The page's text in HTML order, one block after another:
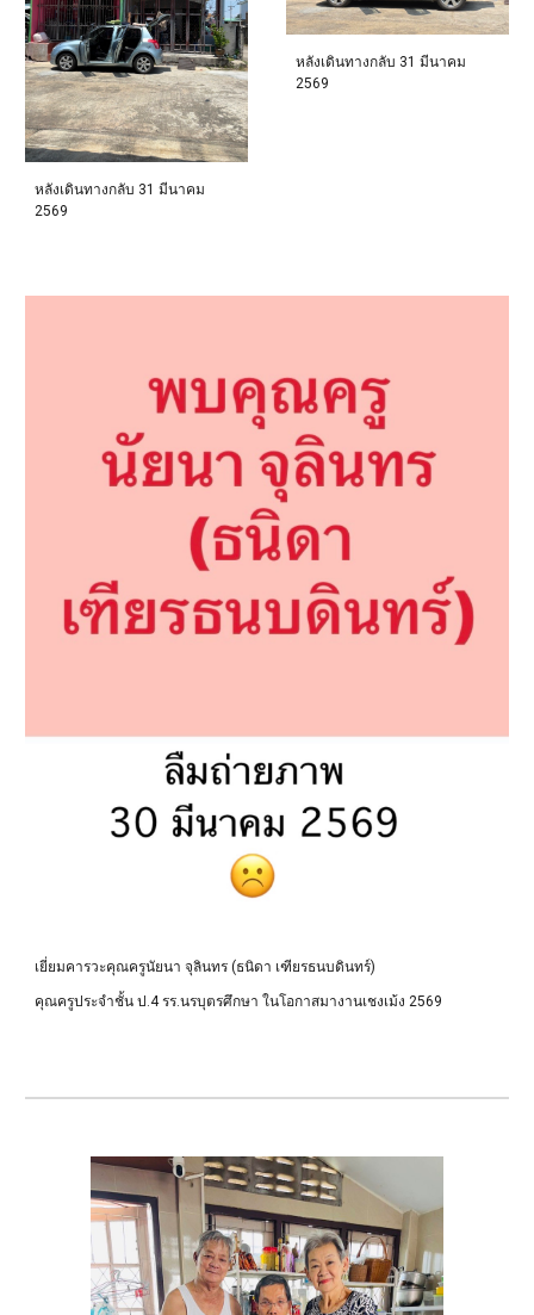
หลังเดินทางกลับ 31 มีนาคม
2569
หลังเดินทางกลับ 31 มีนาคม
2569
เยี่ยมคารวะคุณครูนัยนา จุลินทร (ธนิดา เฑียรธนบดินทร์)
คุณครูประจำชั้น ป.4 รร.นรบุตรศึกษา ในโอกาสมางานเชงเม้ง 2569